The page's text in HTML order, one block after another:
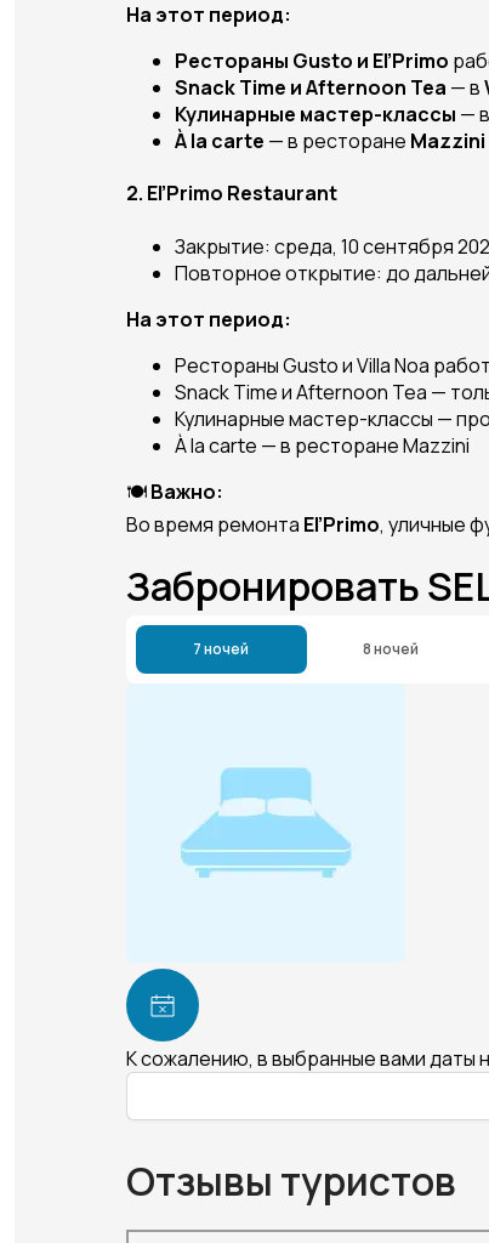
На этот период:
Рестораны Gusto и El’Primo
Snack Time и Afternoon Tea — в
Кулинарные мастер-классы — в
À la carte — в ресторане Mazzini
2. El’Primo Restaurant
Закрытие: среда, 10 сентября
Повторное открытие: до
На этот период:
Рестораны Gusto и Villa Noa
Snack Time и Afternoon Tea —
Кулинарные мастер-классы —
À la carte — в ресторане Mazzini
🍽️Важно:
Во время ремонта El’Primo, уличные
Забронировать
7 ночей 8 ночей
К сожалению, в выбранные вами даты
Отзывы туристов